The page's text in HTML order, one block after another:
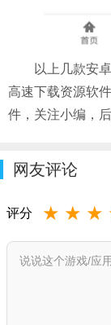
以上几款安
高速下载资源软
件，关注小编，
网友评论
评分 ★ ★ ★